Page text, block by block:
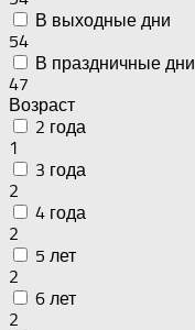
В выходные дни
54
В праздничные дни
47
Возраст
2 года
1
3 года
2
4 года
2
5 лет
2
6 лет
2